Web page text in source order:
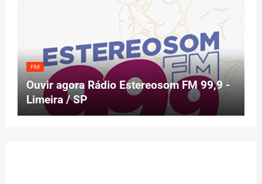
FM
Ouvir agora Rádio Estereosom FM 99,9 -
Limeira / SP